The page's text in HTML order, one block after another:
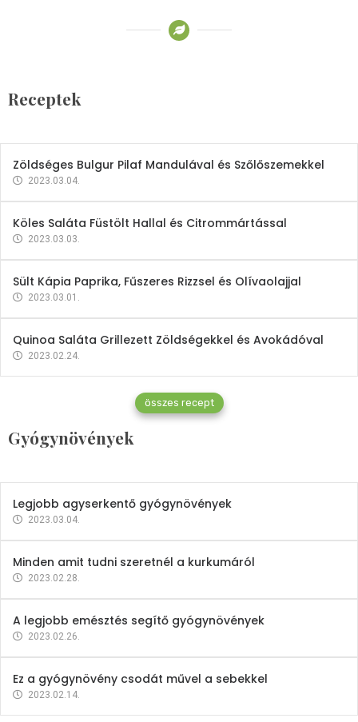
Receptek
2023.03.06.
Zöldséges Bulgur Pilaf Mandulával és Szőlőszemekkel
2023.03.04.
Köles Saláta Füstölt Hallal és Citrommártással
2023.03.03.
Sült Kápia Paprika, Fűszeres Rizzsel és Olívaolajjal
2023.03.01.
Quinoa Saláta Grillezett Zöldségekkel és Avokádóval
2023.02.24.
összes recept
Gyógynövények
Gyógynövények
Mindent a petrezselyemről
2023.12.21.
Legjobb agyserkentő gyógynövények
2023.03.04.
Minden amit tudni szeretnél a kurkumáról
2023.02.28.
A legjobb emésztés segítő gyógynövények
2023.02.26.
Ez a gyógynövény csodát művel a sebekkel
2023.02.14.
Vitaminok